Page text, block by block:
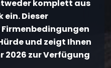
komplett aus
Dieser
und zeigt Ihnen
2026 zur Verfügung